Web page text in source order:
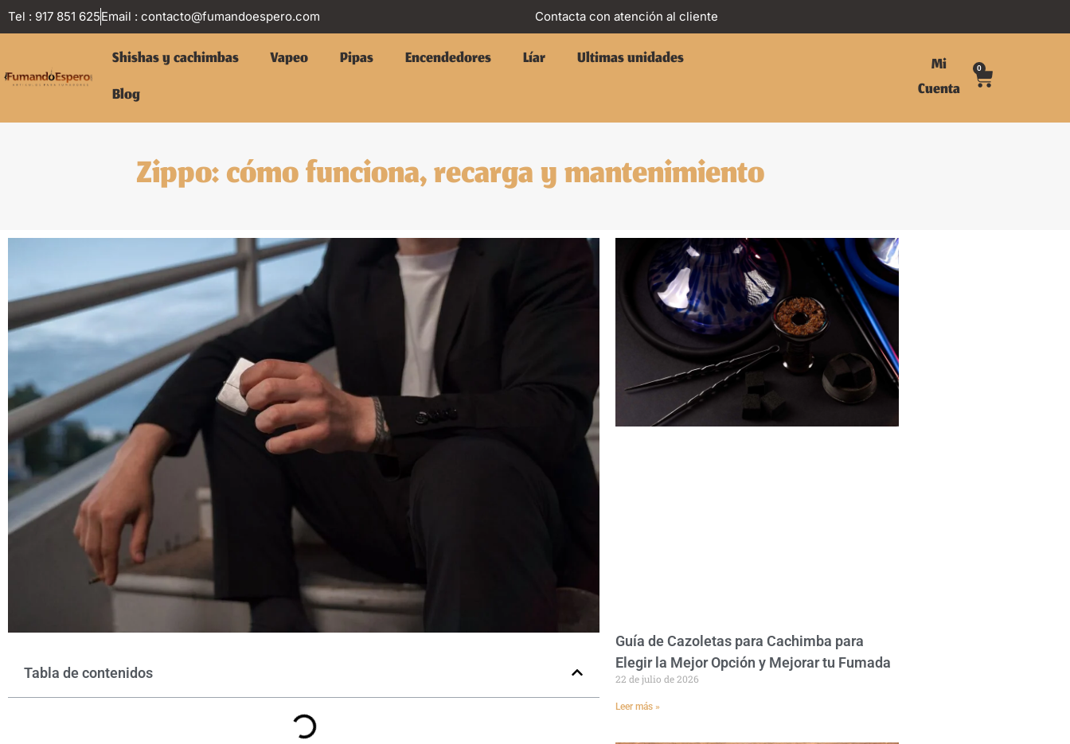
Tel : 917 851 625Email : contacto@fumandoespero.com Contacta con atención al cliente
Shishas y cachimbas Vapeo Pipas Encendedores Líar
Ultimas unidades
Blog
Mi
Cuenta
0
Zippo: cómo funciona, recarga y mantenimiento
Tabla de contenidos
Guía de Cazoletas para Cachimba para
Elegir la Mejor Opción y Mejorar tu Fumada
22 de julio de 2026
Leer más »